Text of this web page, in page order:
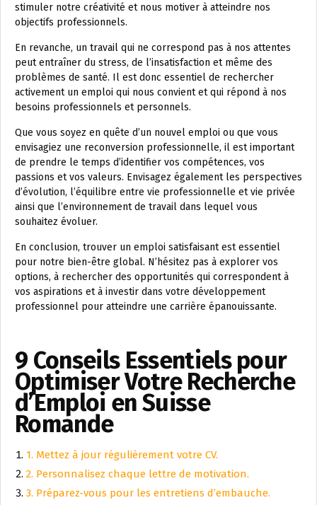
stimuler notre créativité et nous motiver à atteindre nos
objectifs professionnels.
En revanche, un travail qui ne correspond pas à nos attentes
peut entraîner du stress, de l’insatisfaction et même des
problèmes de santé. Il est donc essentiel de rechercher
activement un emploi qui nous convient et qui répond à nos
besoins professionnels et personnels.
Que vous soyez en quête d’un nouvel emploi ou que vous
envisagiez une reconversion professionnelle, il est important
de prendre le temps d’identifier vos compétences, vos
passions et vos valeurs. Envisagez également les perspectives
d’évolution, l’équilibre entre vie professionnelle et vie privée
ainsi que l’environnement de travail dans lequel vous
souhaitez évoluer.
En conclusion, trouver un emploi satisfaisant est essentiel
pour notre bien-être global. N’hésitez pas à explorer vos
options, à rechercher des opportunités qui correspondent à
vos aspirations et à investir dans votre développement
professionnel pour atteindre une carrière épanouissante.
9 Conseils Essentiels pour
Optimiser Votre Recherche
d’Emploi en Suisse
Romande
1. Mettez à jour régulièrement votre CV.
2. Personnalisez chaque lettre de motivation.
3. Préparez-vous pour les entretiens d’embauche.